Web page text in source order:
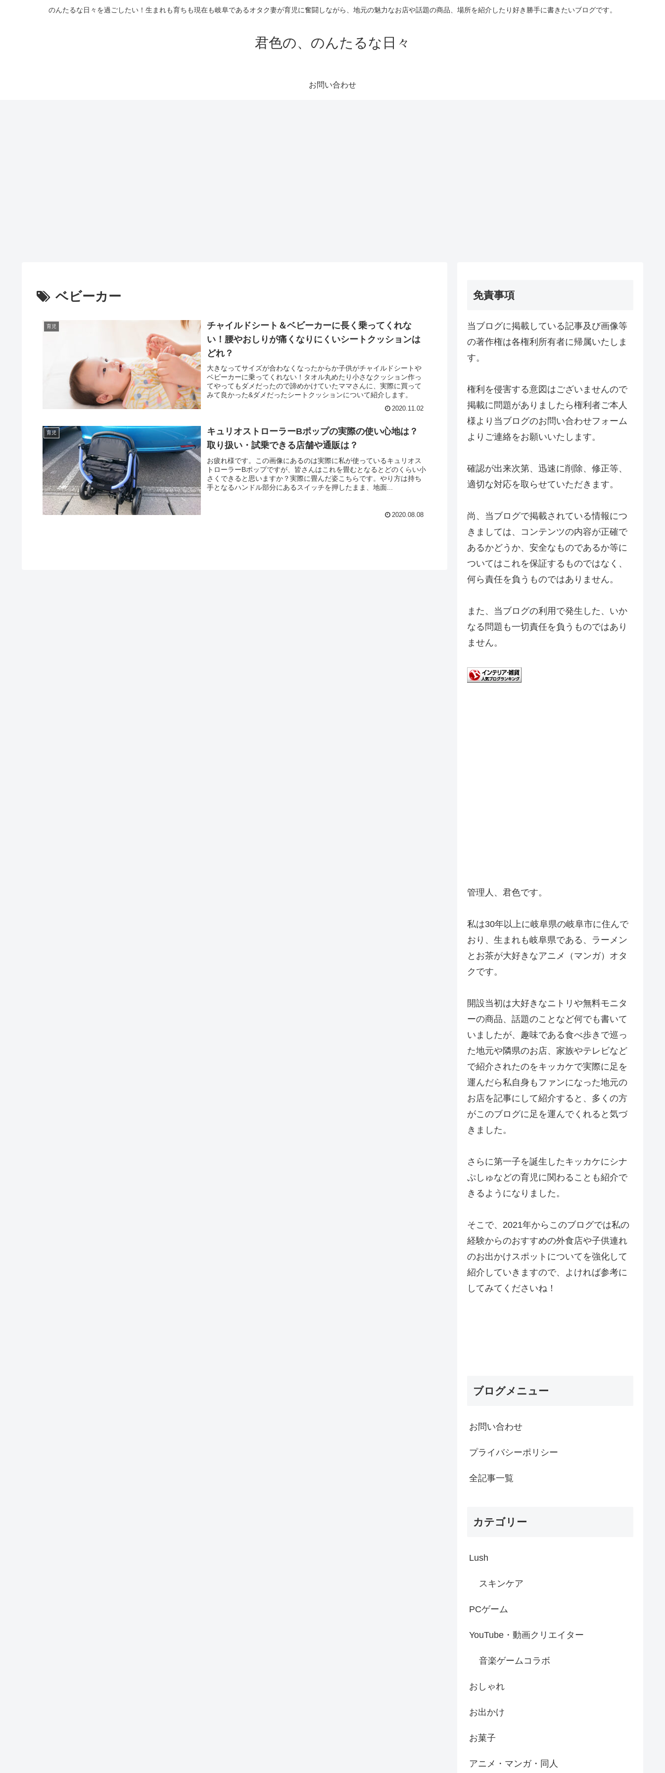
のんたるな日々を過ごしたい！生まれも育ちも現在も岐阜であるオタク妻が育児に奮闘しながら、地元の魅力なお店や話題の商品、場所を紹介したり好き勝手に書きたいブログです。
君色の、のんたるな日々
お問い合わせ
ベビーカー
育児
チャイルドシート＆ベビーカーに長く乗ってくれな
い！腰やおしりが痛くなりにくいシートクッションは
どれ？
大きなってサイズが合わなくなったからか子供がチャイルドシートや
ベビーカーに乗ってくれない！タオル丸めたり小さなクッション作っ
てやってもダメだったので諦めかけていたママさんに、実際に買って
みて良かった&ダメだったシートクッションについて紹介します。
2020.11.02
育児
キュリオストローラーBポップの実際の使い心地は？
取り扱い・試乗できる店舗や通販は？
お疲れ様です。この画像にあるのは実際に私が使っているキュリオス
トローラーBポップですが、皆さんはこれを畳むとなるとどのくらい小
さくできると思いますか？実際に畳んだ姿こちらです。やり方は持ち
手となるハンドル部分にあるスイッチを押したまま、地面...
2020.08.08
免責事項
当ブログに掲載している記事及び画像等
の著作権は各権利所有者に帰属いたしま
す。
権利を侵害する意図はございませんので
掲載に問題がありましたら権利者ご本人
様より当ブログのお問い合わせフォーム
よりご連絡をお願いいたします。
確認が出来次第、迅速に削除、修正等、
適切な対応を取らせていただきます。
尚、当ブログで掲載されている情報につ
きましては、コンテンツの内容が正確で
あるかどうか、安全なものであるか等に
ついてはこれを保証するものではなく、
何ら責任を負うものではありません。
また、当ブログの利用で発生した、いか
なる問題も一切責任を負うものではあり
ません。
管理人、君色です。
私は30年以上に岐阜県の岐阜市に住んで
おり、生まれも岐阜県である、ラーメン
とお茶が大好きなアニメ（マンガ）オタ
クです。
開設当初は大好きなニトリや無料モニタ
ーの商品、話題のことなど何でも書いて
いましたが、趣味である食べ歩きで巡っ
た地元や隣県のお店、家族やテレビなど
で紹介されたのをキッカケで実際に足を
運んだら私自身もファンになった地元の
お店を記事にして紹介すると、多くの方
がこのブログに足を運んでくれると気づ
きました。
さらに第一子を誕生したキッカケにシナ
ぷしゅなどの育児に関わることも紹介で
きるようになりました。
そこで、2021年からこのブログでは私の
経験からのおすすめの外食店や子供連れ
のお出かけスポットについてを強化して
紹介していきますので、よければ参考に
してみてくださいね！
ブログメニュー
お問い合わせ
プライバシーポリシー
全記事一覧
カテゴリー
Lush
スキンケア
PCゲーム
YouTube・動画クリエイター
音楽ゲームコラボ
おしゃれ
お出かけ
お菓子
アニメ・マンガ・同人